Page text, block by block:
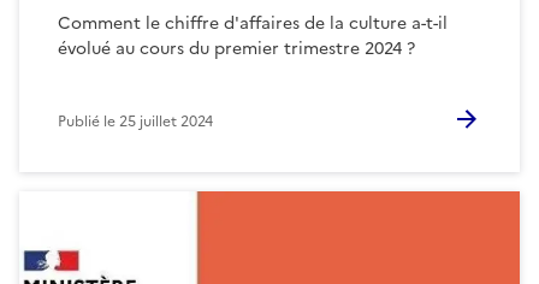
Comment le chiffre d'affaires de la culture a-t-il
évolué au cours du premier trimestre 2024 ?
Publié le25 juillet 2024